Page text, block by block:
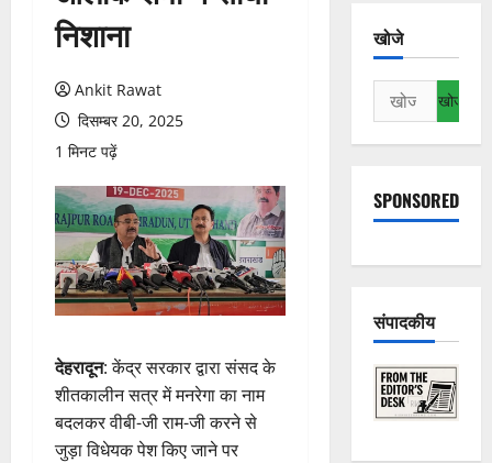
निशाना
Ankit Rawat
दिसम्बर 20, 2025
1 मिनट पढ़ें
देहरादून: केंद्र सरकार द्वारा संसद के
शीतकालीन सत्र में मनरेगा का नाम
बदलकर वीबी-जी राम-जी करने से
जुड़ा विधेयक पेश किए जाने पर
खोजे
निम्न
को
खोजें:
SPONSORED
संपादकीय